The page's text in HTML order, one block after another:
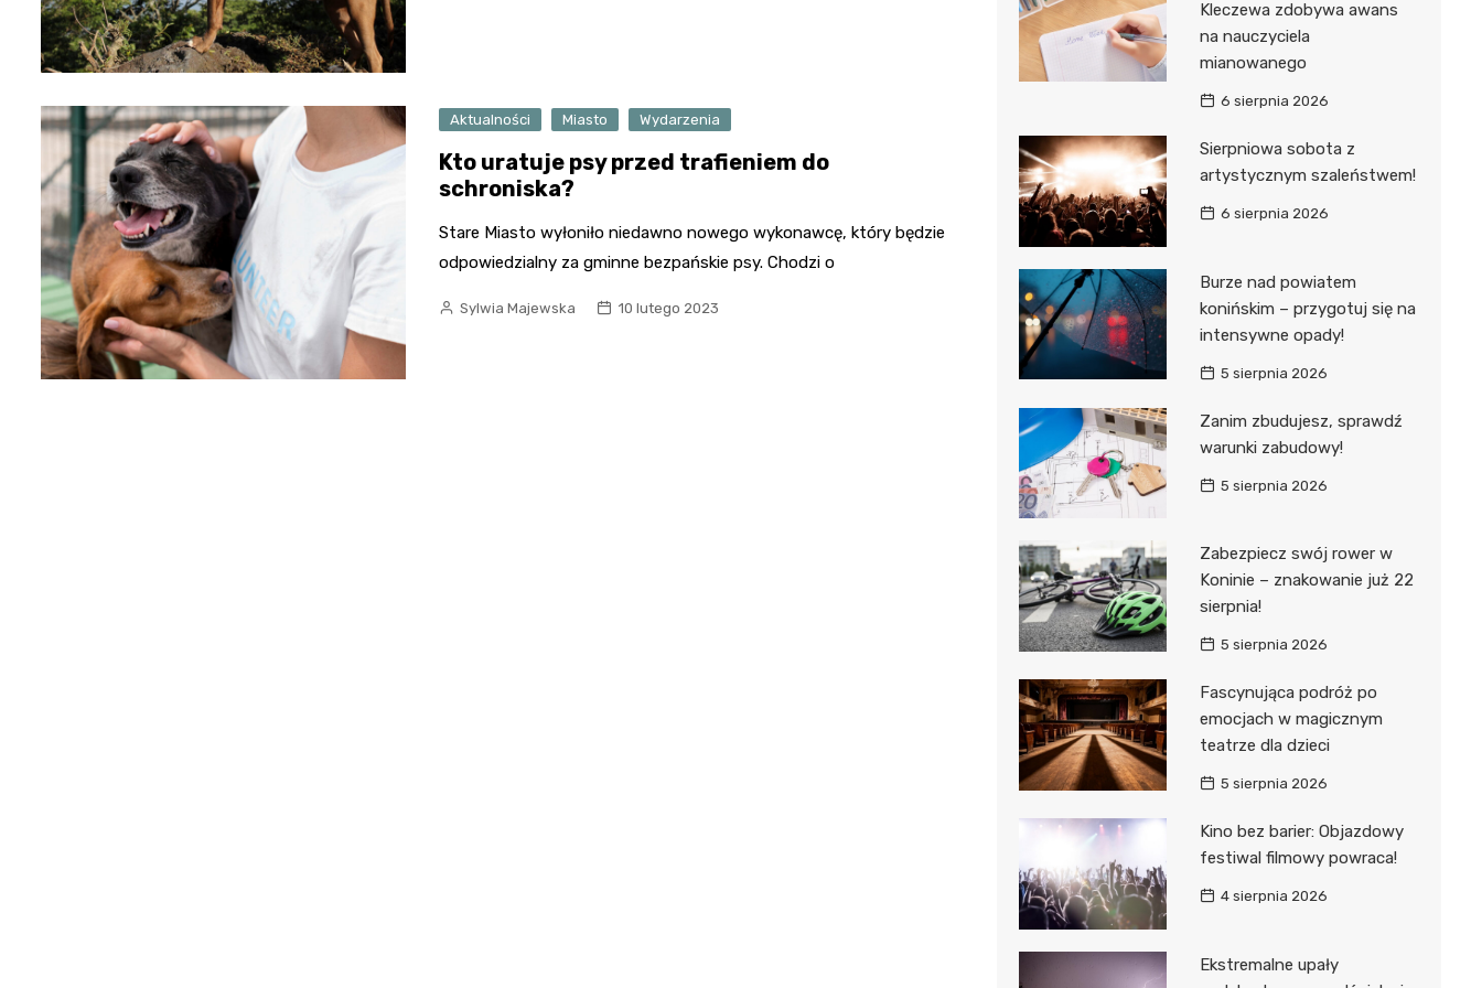
Wieża widokowa Złota
Kościół św. Piotra i Pawła
w Starym Mieście
Zamek w Gosławicach
Aktualności Miasto Wydarzenia
Kto uratuje psy przed trafieniem do
schroniska?
Stare Miasto wyłoniło niedawno nowego wykonawcę, który będzie
odpowiedzialny za gminne bezpańskie psy. Chodzi o
Sylwia Majewska 10 lutego 2023
Kleczewa zdobywa awans
na nauczyciela
mianowanego
6 sierpnia 2026
Sierpniowa sobota z
artystycznym szaleństwem!
6 sierpnia 2026
Burze nad powiatem
konińskim – przygotuj się na
intensywne opady!
5 sierpnia 2026
Zanim zbudujesz, sprawdź
warunki zabudowy!
5 sierpnia 2026
Zabezpiecz swój rower w
Koninie – znakowanie już 22
sierpnia!
5 sierpnia 2026
Fascynująca podróż po
emocjach w magicznym
teatrze dla dzieci
5 sierpnia 2026
Kino bez barier: Objazdowy
festiwal filmowy powraca!
4 sierpnia 2026
Ekstremalne upały